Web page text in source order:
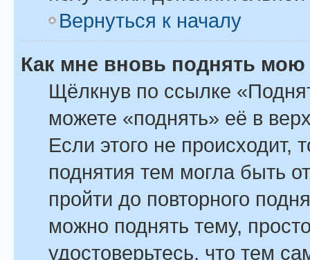
Вернуться к началу
Как мне вновь поднять мою
Щёлкнув по ссылке
можете «поднять» её в
Если этого не происходит,
поднятия тем могла быть
пройти до повторного
можно поднять тему,
удостоверьтесь, что тем